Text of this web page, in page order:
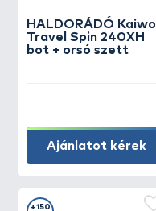
HALDORÁDÓ Kaiwo
Travel Spin 240XH
bot + orsó szett
Ajánlatot kérek
+150